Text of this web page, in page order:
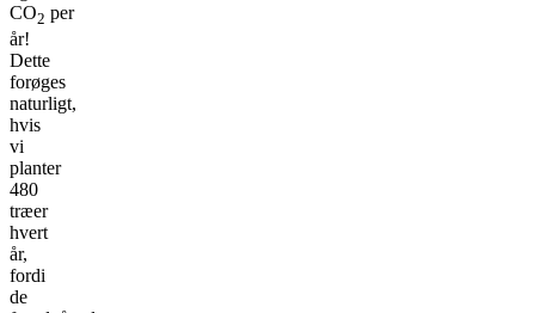
CO2 per
år!
Dette
forøges
naturligt,
hvis
vi
planter
480
træer
hvert
år,
fordi
de